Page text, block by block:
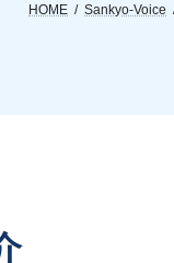
HOME Sankyo-Voice